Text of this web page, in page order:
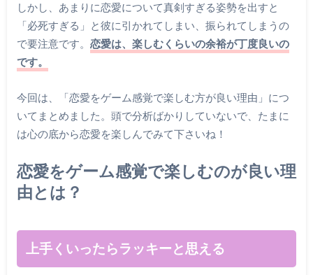
しかし、あまりに恋愛について真剣すぎる姿勢を出すと
「必死すぎる」と彼に引かれてしまい、振られてしまうの
で要注意です。 恋愛は、楽しむくらいの余裕が丁度良いの
です。
今回は、「恋愛をゲーム感覚で楽しむ方が良い理由」につ
いてまとめました。頭で分析ばかりしていないで、たまに
は心の底から恋愛を楽しんでみて下さいね！
恋愛をゲーム感覚で楽しむのが良い理
由とは？
上手くいったらラッキーと思える